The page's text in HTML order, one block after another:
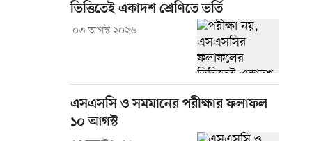
ভিত্তিতেই একাদশ শ্রেণিতে ভর্তি
০৩ আগস্ট ২০২৬
এসএসসি ও সমমানের পরীক্ষার ফলাফল
১০ আগস্ট